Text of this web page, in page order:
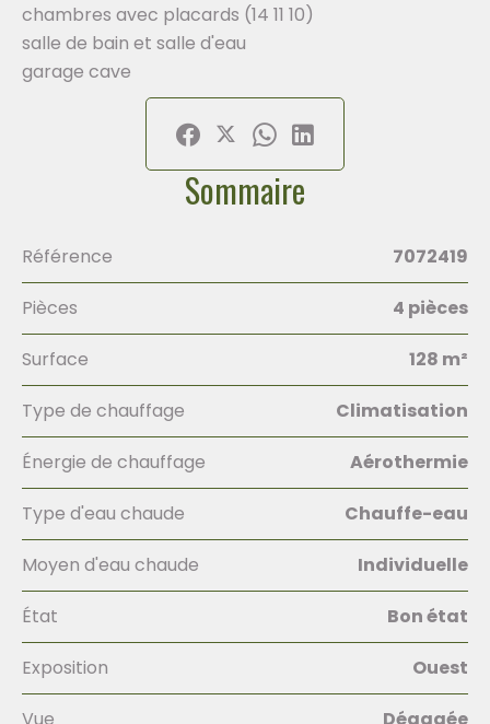
chambres avec placards (14 11 10)
salle de bain et salle d'eau
garage cave
Sommaire
Référence 7072419
Pièces 4 pièces
Surface 128 m²
Type de chauffage Climatisation
Énergie de chauffage Aérothermie
Type d'eau chaude Chauffe-eau
Moyen d'eau chaude Individuelle
État Bon état
Exposition Ouest